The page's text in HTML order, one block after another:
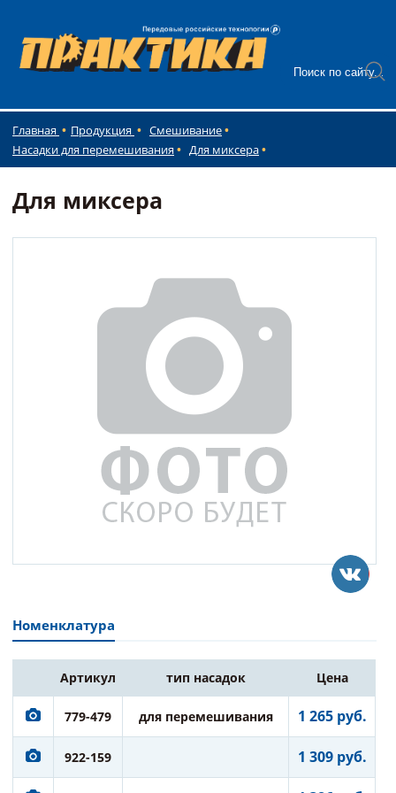
Главная Продукция
Смешивание
Насадки для перемешивания
Для миксера
Для миксера
Номенклатура
Артикул тип насадок Цена
779-479 для перемешивания 1 265 руб.
922-159 1 309 руб.